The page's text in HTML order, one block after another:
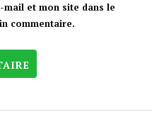
et mon site dans le
commentaire.